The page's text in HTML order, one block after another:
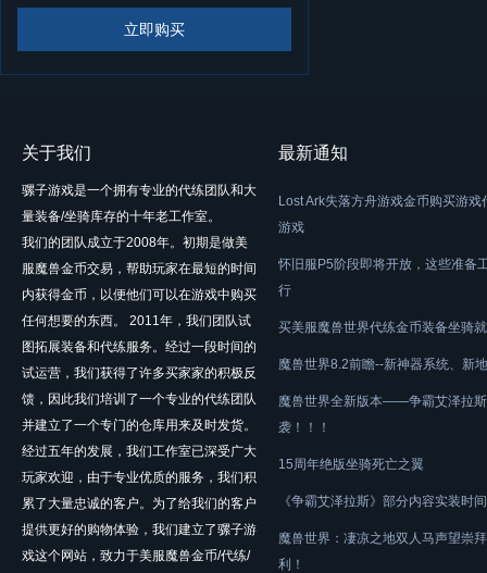
立即购买
关于我们
骡子游戏是一个拥有专业的代练团队和大
量装备/坐骑库存的十年老工作室。
我们的团队成立于2008年。初期是做美
服魔兽金币交易，帮助玩家在最短的时间
内获得金币，以便他们可以在游戏中购买
任何想要的东西。 2011年，我们团队试
图拓展装备和代练服务。经过一段时间的
试运营，我们获得了许多买家家的积极反
馈，因此我们培训了一个专业的代练团队
并建立了一个专门的仓库用来及时发货。
经过五年的发展，我们工作室已深受广大
玩家欢迎，由于专业优质的服务，我们积
累了大量忠诚的客户。为了给我们的客户
提供更好的购物体验，我们建立了骡子游
戏这个网站，致力于美服魔兽金币/代练/
最新通知
Lost Ark失落方舟游戏金币购买游戏
游戏
怀旧服P5阶段即将开放，这些准备
行
买美服魔兽世界代练金币装备坐骑
魔兽世界8.2前瞻--新神器系统、新
魔兽世界全新版本——争霸艾泽拉
袭！！！
15周年绝版坐骑死亡之翼
《争霸艾泽拉斯》部分内容实装时
魔兽世界：凄凉之地双人马声望崇
利！